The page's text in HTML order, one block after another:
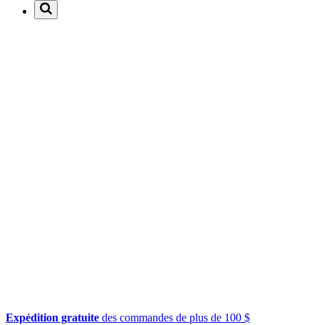
Expédition gratuite des commandes de plus de 100 $